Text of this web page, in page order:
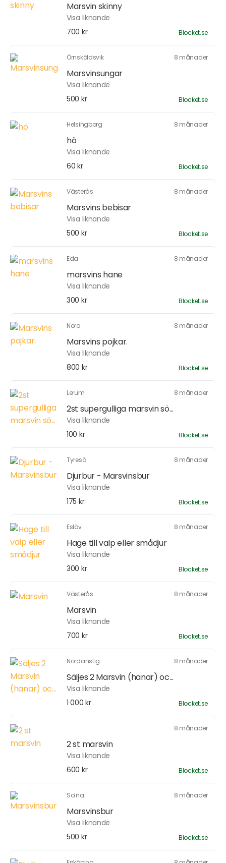
Marsvin skinny
Visa liknande
700 kr
Blocket.se
Örnsköldsvik 8 månader
Marsvinsungar
Visa liknande
500 kr
Blocket.se
Helsingborg 8 månader
hö
Visa liknande
60 kr
Blocket.se
Västerås 8 månader
Marsvins bebisar
Visa liknande
500 kr
Blocket.se
Eda 8 månader
marsvins hane
Visa liknande
300 kr
Blocket.se
Nora 8 månader
Marsvins pojkar.
Visa liknande
800 kr
Blocket.se
Lerum 8 månader
2st supergulliga marsvin sö...
Visa liknande
100 kr
Blocket.se
Tyresö 8 månader
Djurbur - Marsvinsbur
Visa liknande
175 kr
Blocket.se
Eslöv 8 månader
Hage till valp eller smådjur
Visa liknande
300 kr
Blocket.se
Västerås 8 månader
Marsvin
Visa liknande
700 kr
Blocket.se
Nordanstig 8 månader
Säljes 2 Marsvin (hanar) oc...
Visa liknande
1 000 kr
Blocket.se
8 månader
2 st marsvin
Visa liknande
600 kr
Blocket.se
Solna 8 månader
Marsvinsbur
Visa liknande
500 kr
Blocket.se